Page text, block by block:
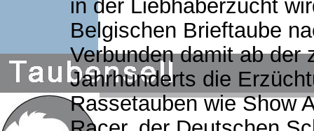
in der Liebhaberzucht
Belgischen Brieftaube
Verbunden damit ab der
Jahrhunderts die
Rassetauben wie Show